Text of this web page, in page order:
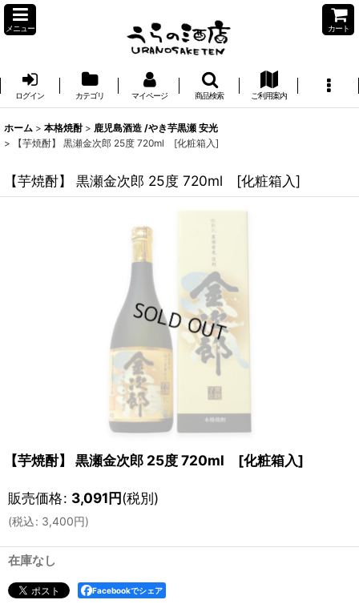
メニュー カート
ログイン カテゴリ マイページ 商品検索 ご利用案内
ホーム > 本格焼酎 > 鹿児島酒造 /やき芋黒瀬 安光
>
【芋焼酎】 黒瀬金次郎 25度 720ml [化粧箱入]
【芋焼酎】 黒瀬金次郎 25度 720ml [化粧箱入]
【芋焼酎】 黒瀬金次郎 25度 720ml [化粧箱入]
販売価格: 3,091円(税別)
(税込: 3,400円)
在庫なし
Facebookでシェア